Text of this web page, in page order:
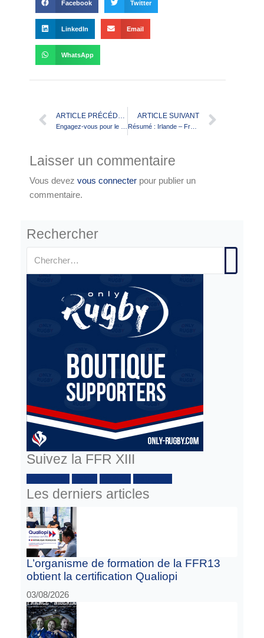
Facebook Twitter
LinkedIn Email
WhatsApp
ARTICLE PRÉCÉDENT ARTICLE SUIVANT
Laisser un commentaire
Vous devez vous connecter pour publier un
commentaire.
Rechercher
Suivez la FFR XIII
Les derniers articles
L’organisme de formation de la FFR13
obtient la certification Qualiopi
03/08/2026